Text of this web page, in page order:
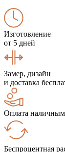
Изготовление
от 5 дней
Замер, дизайн
и доставка
Оплата
Беспроцентная